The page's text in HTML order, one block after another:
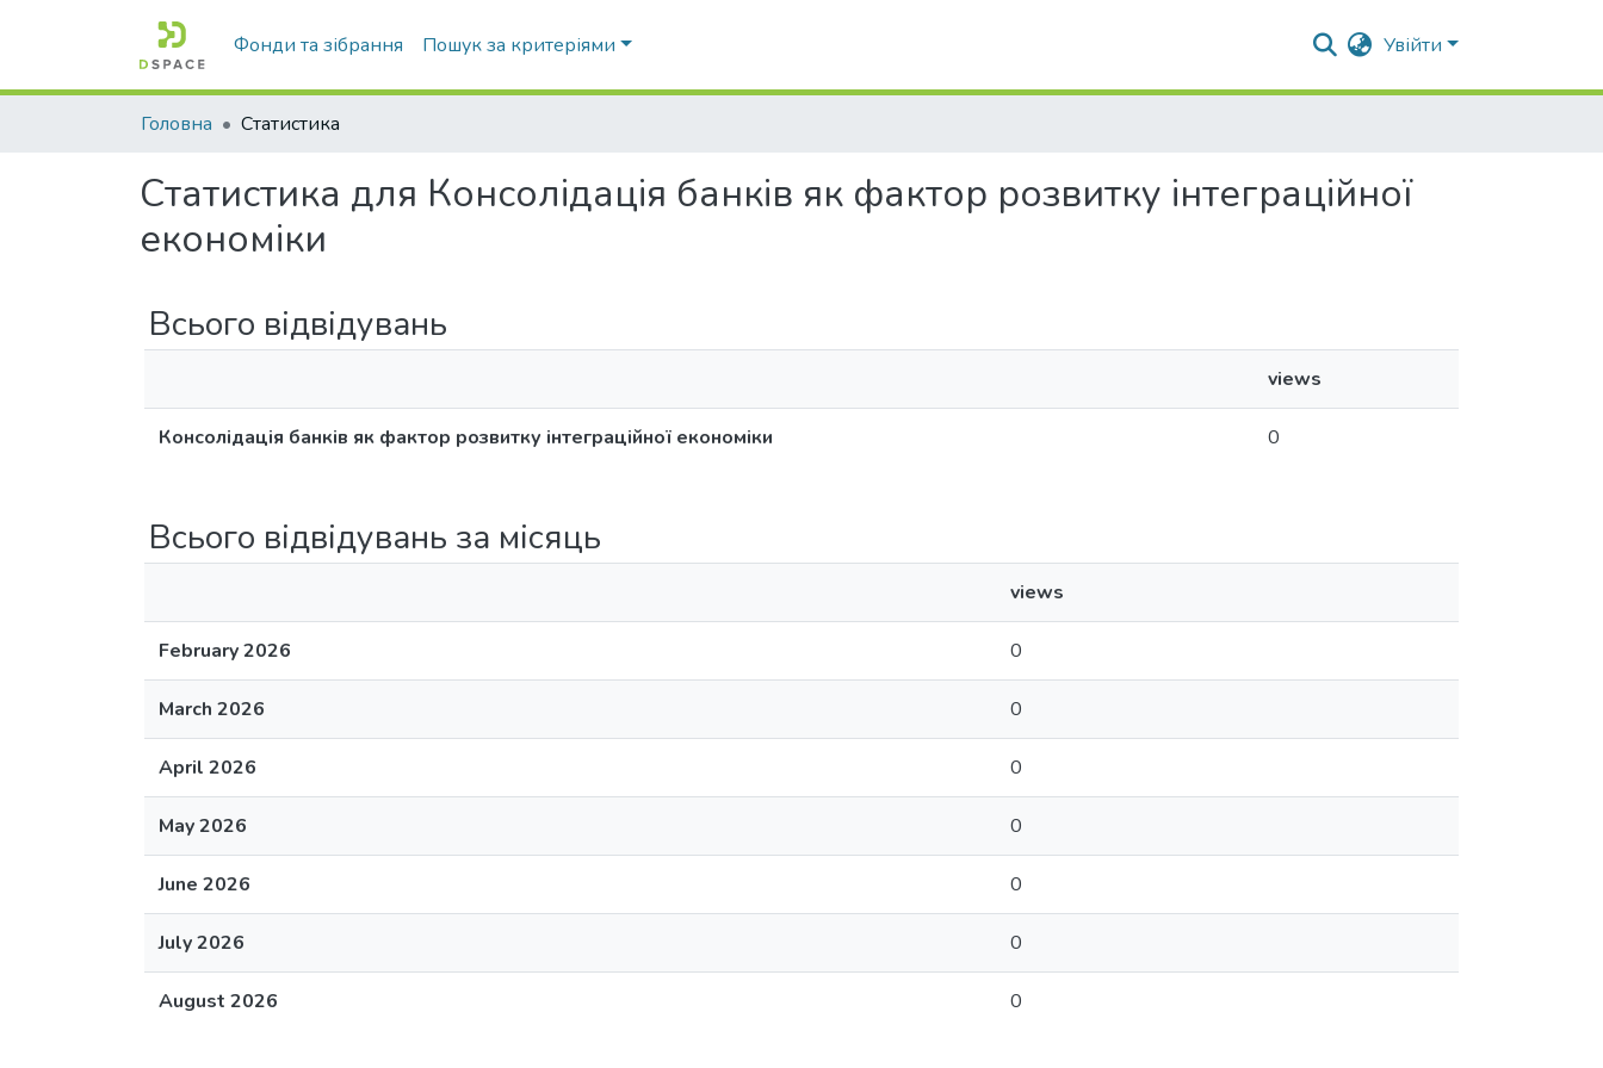
Фонди та зібрання Пошук за критеріями Увійти
Головна Статистика
Статистика для Консолідація банків як фактор розвитку інтеграційної
економіки
Всього відвідувань
views
Консолідація банків як фактор розвитку інтеграційної економіки 0
Всього відвідувань за місяць
views
February 2026 0
March 2026 0
April 2026 0
May 2026 0
June 2026 0
July 2026 0
August 2026 0